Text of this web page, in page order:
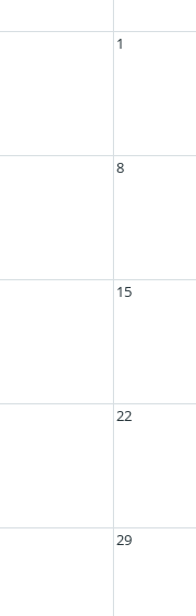
1
8
15
22
29